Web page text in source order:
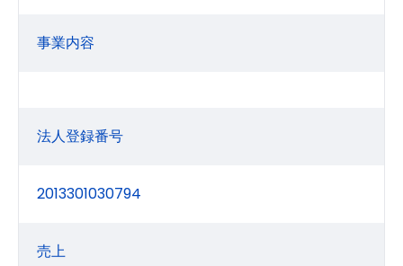
事業内容
法人登録番号
2013301030794
売上